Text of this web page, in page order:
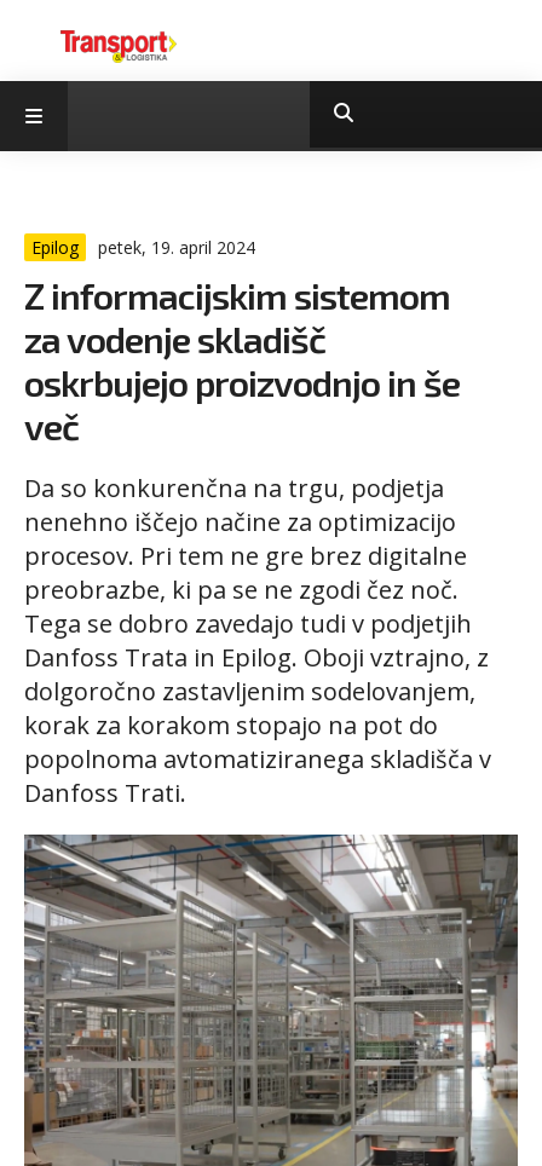
Epilog petek, 19. april 2024
Z informacijskim sistemom
za vodenje skladišč
oskrbujejo proizvodnjo in še
več
Da so konkurenčna na trgu, podjetja
nenehno iščejo načine za optimizacijo
procesov. Pri tem ne gre brez digitalne
preobrazbe, ki pa se ne zgodi čez noč.
Tega se dobro zavedajo tudi v podjetjih
Danfoss Trata in Epilog. Oboji vztrajno, z
dolgoročno zastavljenim sodelovanjem,
korak za korakom stopajo na pot do
popolnoma avtomatiziranega skladišča v
Danfoss Trati.